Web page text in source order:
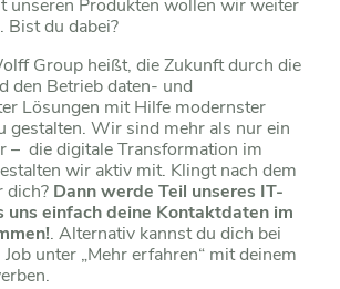
unseren Produkten wollen wir weiter
Bist du dabei?
Group heißt, die Zukunft durch die
den Betrieb daten- und
Lösungen mit Hilfe modernster
gestalten. Wir sind mehr als nur ein
–die digitale Transformation im
wir aktiv mit. Klingt nach dem
dich? Dann werde Teil unseres IT-
uns einfach deine Kontaktdaten im
. Alternativ kannst du dich bei
unter „Mehr erfahren“ mit deinem